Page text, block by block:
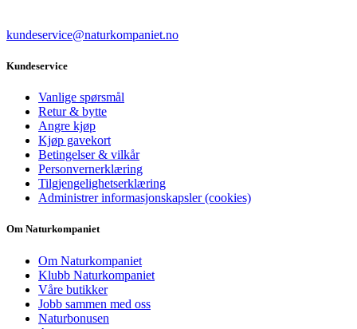
kundeservice@naturkompaniet.no
Kundeservice
Vanlige spørsmål
Retur & bytte
Angre kjøp
Kjøp gavekort
Betingelser & vilkår
Personvernerklæring
Tilgjengelighetserklæring
Administrer informasjonskapsler (cookies)
Om Naturkompaniet
Om Naturkompaniet
Klubb Naturkompaniet
Våre butikker
Jobb sammen med oss
Naturbonusen